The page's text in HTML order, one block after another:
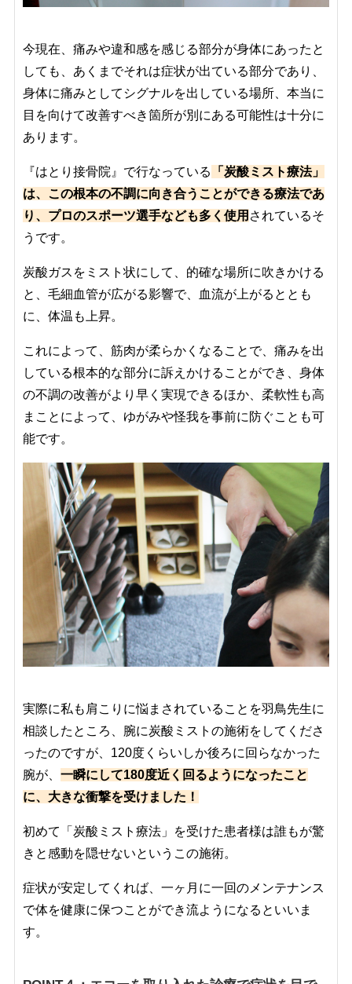
今現在、痛みや違和感を感じる部分が身体にあったと
しても、あくまでそれは症状が出ている部分であり、
身体に痛みとしてシグナルを出している場所、本当に
目を向けて改善すべき箇所が別にある可能性は十分に
あります。
『はとり接骨院』で行なっている
「炭酸ミスト療法」
は、この根本の不調に向き合うことができる療法であ
り、プロのスポーツ選手なども多く使用 されているそ
うです。
炭酸ガスをミスト状にして、的確な場所に吹きかける
と、毛細血管が広がる影響で、血流が上がるととも
に、体温も上昇。
これによって、筋肉が柔らかくなることで、痛みを出
している根本的な部分に訴えかけることができ、身体
の不調の改善がより早く実現できるほか、柔軟性も高
まことによって、ゆがみや怪我を事前に防ぐことも可
能です。
実際に私も肩こりに悩まされていることを羽鳥先生に
相談したところ、腕に炭酸ミストの施術をしてくださ
ったのですが、120度くらいしか後ろに回らなかった
腕が、 一瞬にして180度近く回るようになったこと
に、大きな衝撃を受けました！
初めて「炭酸ミスト療法」を受けた患者様は誰もが驚
きと感動を隠せないというこの施術。
症状が安定してくれば、一ヶ月に一回のメンテナンス
で体を健康に保つことができ流ようになるといいま
す。